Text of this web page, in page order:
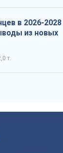
в 2026-2028
из новых
т.